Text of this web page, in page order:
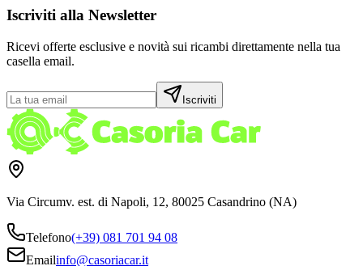
Iscriviti alla Newsletter
Ricevi offerte esclusive e novità sui ricambi direttamente nella tua
casella email.
Iscriviti
Via Circumv. est. di Napoli, 12, 80025 Casandrino (NA)
Telefono(+39) 081 701 94 08
Emailinfo@casoriacar.it